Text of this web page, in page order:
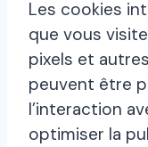
Les cookies
que vous
pixels et
peuvent être
l’interaction
optimiser la